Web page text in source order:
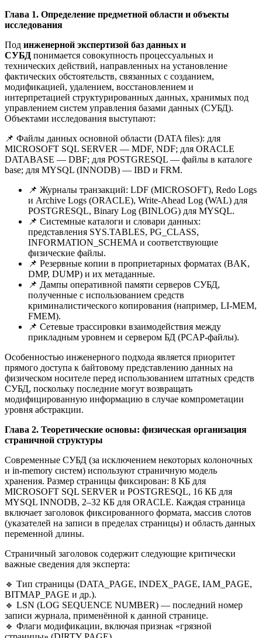
Глава 1. Определение предметной области и объекты
исследования
Под инженерной экспертизой баз данных и
СУБД понимается совокупность процессуальных и
технических действий, направленных на установление
фактических обстоятельств, связанных с созданием,
модификацией, удалением, восстановлением и
интерпретацией структурированных данных, хранимых под
управлением систем управления базами данных (СУБД).
Объектами исследования выступают:
📌 Файлы данных основной области (DATA files): для
MICROSOFT SQL SERVER — MDF, NDF; для ORACLE
DATABASE — DBF; для POSTGRESQL — файлы в каталоге
base; для MYSQL (INNODB) — IBD и FRM.
📌 Журналы транзакций: LDF (MICROSOFT), Redo Logs
и Archive Logs (ORACLE), Write-Ahead Log (WAL) для
POSTGRESQL, Binary Log (BINLOG) для MYSQL.
📌 Системные каталоги и словари данных:
представления SYS.TABLES, PG_CLASS,
INFORMATION_SCHEMA и соответствующие
физические файлы.
📌 Резервные копии в проприетарных форматах (BAK,
DMP, DUMP) и их метаданные.
📌 Дампы оперативной памяти серверов СУБД,
полученные с использованием средств
криминалистического копирования (например, LI-MEM,
FMEM).
📌 Сетевые трассировки взаимодействия между
прикладным уровнем и сервером БД (PCAP-файлы).
Особенностью инженерного подхода является приоритет
прямого доступа к байтовому представлению данных на
физическом носителе перед использованием штатных средств
СУБД, поскольку последние могут возвращать
модифицированную информацию в случае компрометации
уровня абстракции.
Глава 2. Теоретические основы: физическая организация
страничной структуры
Современные СУБД (за исключением некоторых колоночных
и in-memory систем) используют страничную модель
хранения. Размер страницы фиксирован: 8 КБ для
MICROSOFT SQL SERVER и POSTGRESQL, 16 КБ для
MYSQL INNODB, 2–32 КБ для ORACLE. Каждая страница
включает заголовок фиксированного формата, массив слотов
(указателей на записи в пределах страницы) и область данных
переменной длины.
Страничный заголовок содержит следующие критически
важные сведения для эксперта:
🔹 Тип страницы (DATA_PAGE, INDEX_PAGE, IAM_PAGE,
BITMAP_PAGE и др.).
🔹 LSN (LOG SEQUENCE NUMBER) — последний номер
записи журнала, применённой к данной странице.
🔹 Флаги модификации, включая признак «грязной